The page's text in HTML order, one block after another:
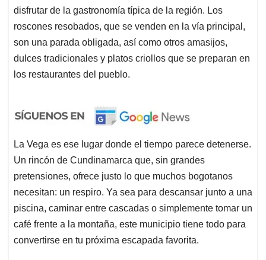
disfrutar de la gastronomía típica de la región. Los
roscones resobados, que se venden en la vía principal,
son una parada obligada, así como otros amasijos,
dulces tradicionales y platos criollos que se preparan en
los restaurantes del pueblo.
La Vega es ese lugar donde el tiempo parece detenerse.
Un rincón de Cundinamarca que, sin grandes
pretensiones, ofrece justo lo que muchos bogotanos
necesitan: un respiro. Ya sea para descansar junto a una
piscina, caminar entre cascadas o simplemente tomar un
café frente a la montaña, este municipio tiene todo para
convertirse en tu próxima escapada favorita.